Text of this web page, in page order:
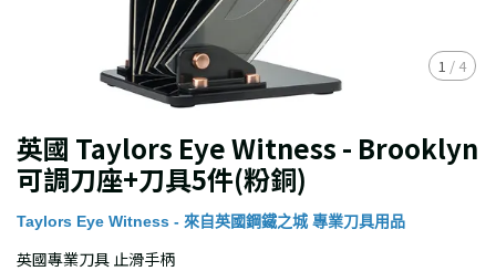
1 / 4
英國 Taylors Eye Witness - Brooklyn
可調刀座+刀具5件(粉銅)
Taylors Eye Witness - 來自英國鋼鐵之城 專業刀具用品
英國專業刀具 止滑手柄